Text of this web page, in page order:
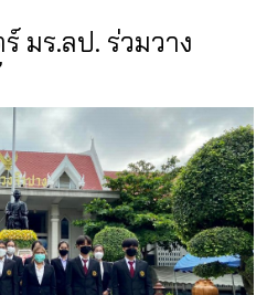
มร.ลป. ร่วมวาง